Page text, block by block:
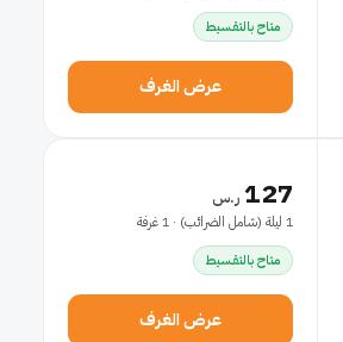
متاح بالتقسيط
عرض الغرف
127 ر.س
1 ليلة (شامل الضرائب) · 1 غرفة
متاح بالتقسيط
عرض الغرف